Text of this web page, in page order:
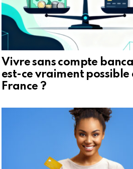
Vivre sans compte
est-ce vraiment possible
France ?